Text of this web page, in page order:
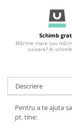
Schimb
Mărime mare sau
culoare? Ai
Descriere
Pentru a te ajuta
pt. tine: